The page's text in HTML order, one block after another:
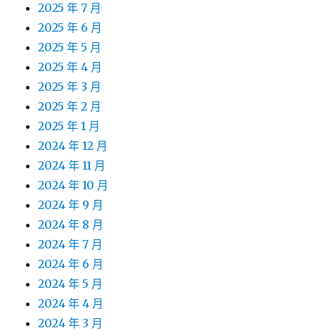
2025 年 7 月
2025 年 6 月
2025 年 5 月
2025 年 4 月
2025 年 3 月
2025 年 2 月
2025 年 1 月
2024 年 12 月
2024 年 11 月
2024 年 10 月
2024 年 9 月
2024 年 8 月
2024 年 7 月
2024 年 6 月
2024 年 5 月
2024 年 4 月
2024 年 3 月